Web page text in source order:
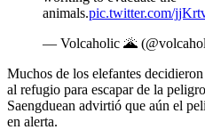
animals.pic.twitter.com/
— Volcaholic 🌋
Muchos de los elefantes
al refugio para escapar de la
Saengduean advirtió que aún el
en alerta.